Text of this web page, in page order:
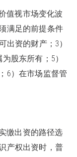
值视市场变化波
满足的前提条件
出资的财产；3）
股东所有；5）
6）在市场监督管
缴出资的路径选
产权出资时，普